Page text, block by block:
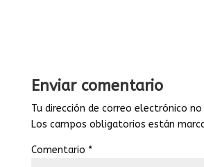
Enviar comentario
Tu dirección de correo electrónico no
Los campos obligatorios están
Comentario *